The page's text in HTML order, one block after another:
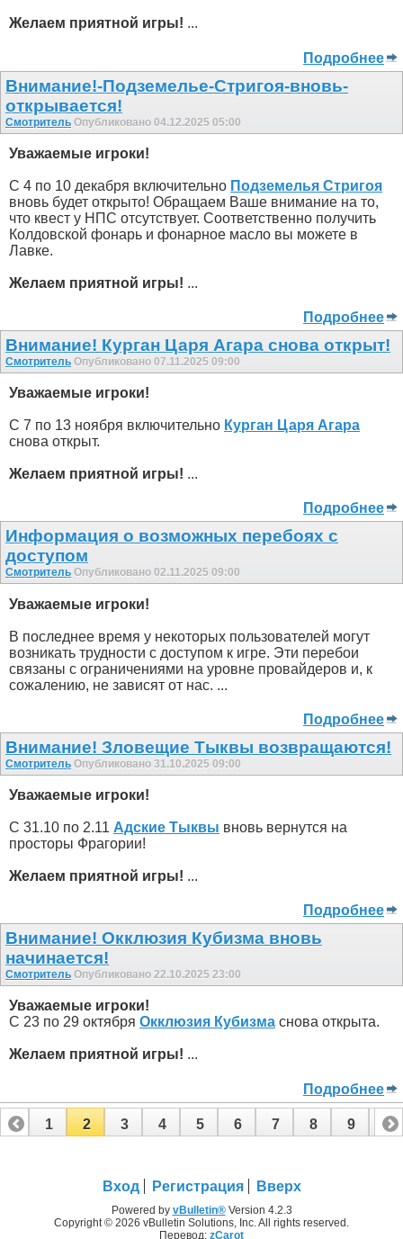
Желаем приятной игры! ...
Подробнее
Внимание!-Подземелье-Стригоя-вновь-
открывается!
Смотритель Опубликовано 04.12.2025 05:00
Уважаемые игроки!
С 4 по 10 декабря включительно Подземелья Стригоя
вновь будет открыто! Обращаем Ваше внимание на то,
что квест у НПС отсутствует. Соответственно получить
Колдовской фонарь и фонарное масло вы можете в
Лавке.
Желаем приятной игры! ...
Подробнее
Внимание! Курган Царя Агара снова открыт!
Смотритель Опубликовано 07.11.2025 09:00
Уважаемые игроки!
С 7 по 13 ноября включительно Курган Царя Агара
снова открыт.
Желаем приятной игры! ...
Подробнее
Информация о возможных перебоях с
доступом
Смотритель Опубликовано 02.11.2025 09:00
Уважаемые игроки!
В последнее время у некоторых пользователей могут
возникать трудности с доступом к игре. Эти перебои
связаны с ограничениями на уровне провайдеров и, к
сожалению, не зависят от нас. ...
Подробнее
Внимание! Зловещие Тыквы возвращаются!
Смотритель Опубликовано 31.10.2025 09:00
Уважаемые игроки!
С 31.10 по 2.11 Адские Тыквы вновь вернутся на
просторы Фрагории!
Желаем приятной игры! ...
Подробнее
Внимание! Окклюзия Кубизма внoвь
начинается!
Смотритель Опубликовано 22.10.2025 23:00
Уважаемые игроки!
С 23 по 29 октября Окклюзия Кубизма снова открыта.
Желаем приятной игры! ...
Подробнее
1 2 3 4 5 6 7 8 9 10
Вход
Регистрация Вверх
Powered by vBulletin®Version 4.2.3
Copyright © 2026 vBulletin Solutions, Inc. All rights reserved.
Перевод: zCarot